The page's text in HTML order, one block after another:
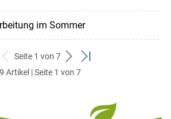
im Sommer
zurück
zum
Seite 1 von 7
weiter
zum
zum
Artikel | Seite 1 von 7